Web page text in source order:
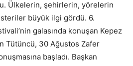
Ülkelerin, şehirlerin, yörelerin
büyük ilgi gördü. 6.
galasında konuşan Kepez
Tütüncü, 30 Ağustos Zafer
başladı. Başkan